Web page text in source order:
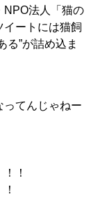
NPO法人「猫の
イートには猫飼
る”が詰め込ま
ってんじゃねー
！